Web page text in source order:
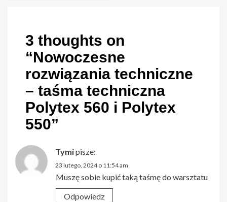
3 thoughts on
“Nowoczesne
rozwiązania techniczne
– taśma techniczna
Polytex 560 i Polytex
550”
Tymipisze:
23 lutego, 2024 o 11:54 am
Muszę sobie kupić taką taśmę do warsztatu
Odpowiedz